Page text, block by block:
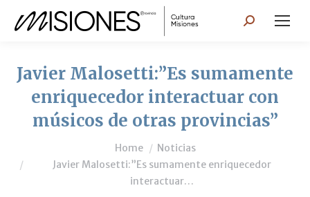
Search:
Javier Malosetti:”Es sumamente
enriquecedor interactuar con
músicos de otras provincias”
Home
Noticias
Javier Malosetti:”Es sumamente enriquecedor
interactuar…